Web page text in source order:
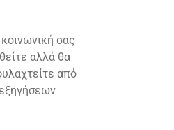
σας
αλλά θα
από